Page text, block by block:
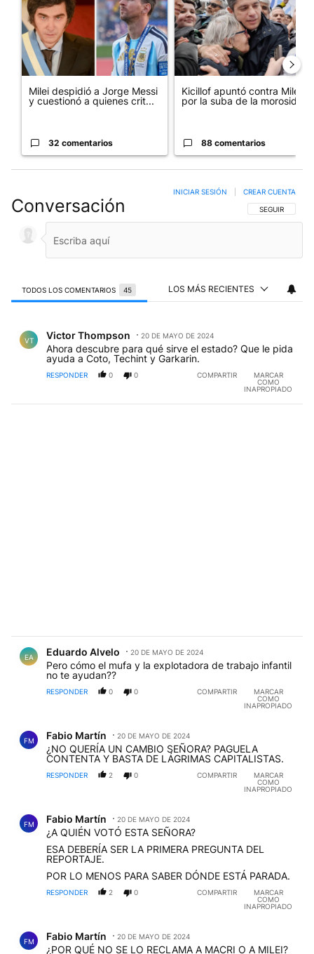
Milei despidió a Jorge Messi
y cuestionó a quienes crit...
32 comentarios
Kicillof apuntó contra Milei
por la suba de la morosida...
88 comentarios
Conversación SIGA ESTA
SEGUIR
INICIAR SESIÓN CREAR CUENTA
TODOS LOS COMENTARIOS 45 LOS MÁS RECIENTES
VT Victor Thompson 20 DE MAYO DE 2024
Ahora descubre para qué sirve el estado? Que le pida
ayuda a Coto, Techint y Garkarin.
RESPONDER 0 0 COMPARTIR
MARCAR
COMO
INAPROPIADO
EA Eduardo Alvelo 20 DE MAYO DE 2024
Pero cómo el mufa y la explotadora de trabajo infantil
no te ayudan??
RESPONDER 0 0 COMPARTIR
MARCAR
COMO
INAPROPIADO
FM Fabio Martín 20 DE MAYO DE 2024
¿NO QUERÍA UN CAMBIO SEÑORA? PAGUELA
CONTENTA Y BASTA DE LÁGRIMAS CAPITALISTAS.
RESPONDER 2 0 COMPARTIR
MARCAR
COMO
INAPROPIADO
FM Fabio Martín 20 DE MAYO DE 2024
¿A QUIÉN VOTÓ ESTA SEÑORA?
ESA DEBERÍA SER LA PRIMERA PREGUNTA DEL
REPORTAJE.
POR LO MENOS PARA SABER DÓNDE ESTÁ PARADA.
RESPONDER 2 0 COMPARTIR
MARCAR
COMO
INAPROPIADO
FM Fabio Martín 20 DE MAYO DE 2024
¿POR QUÉ NO SE LO RECLAMA A MACRI O A MILEI?